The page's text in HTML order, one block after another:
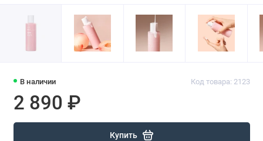
В наличии Код товара: 2123
2 890 ₽
Купить